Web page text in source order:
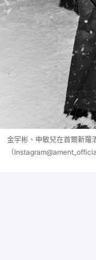
金宇彬、申敏兒在首爾新羅
（